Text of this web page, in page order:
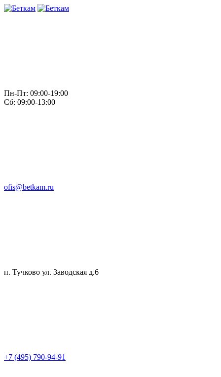
Пн-Пт: 09:00-19:00
Сб: 09:00-13:00
ofis@betkam.ru
п. Тучково ул. Заводская д.6
+7 (495) 790-94-91